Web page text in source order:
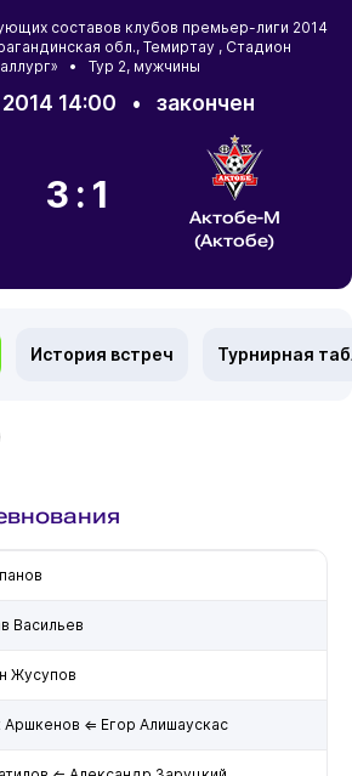
составов клубов премьер-лиги 2014
обл., Темиртау , Стадион
• Тур 2, мужчины
14:00 • закончен
3:1
Актобе-М
(Актобе)
История встреч Турнирная
Васильев
Жусупов
Аршкенов ⇐ Егор Алишаускас